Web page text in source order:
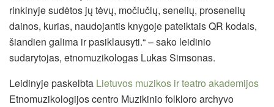
rinkinyje sudėtos jų tėvų, močiučių, senelių, prosenelių
dainos, kurias, naudojantis knygoje pateiktais QR kodais,
šiandien galima ir pasiklausyti.“ – sako leidinio
sudarytojas, etnomuzikologas Lukas Simsonas.
Leidinyje paskelbta Lietuvos muzikos ir teatro akademijos
Etnomuzikologijos centro Muzikinio folkloro archyvo